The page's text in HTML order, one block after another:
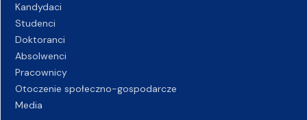
Kandydaci
Studenci
Doktoranci
Absolwenci
Pracownicy
Otoczenie społeczno-gospodarcze
Media